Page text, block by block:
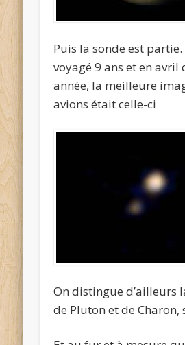
Puis la sonde est partie.
voyagé 9 ans et en avril
année, la meilleure
avions était celle-ci
On distingue d’ailleurs
de Pluton et de Charon,